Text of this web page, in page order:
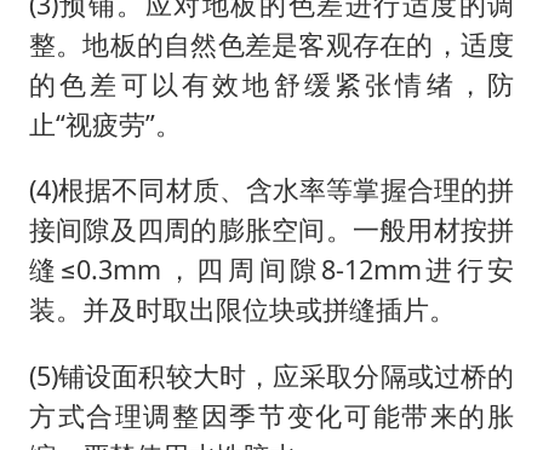
整。地板的自然色差是客观存在的，适度
的色差可以有效地舒缓紧张情绪，防
止“视疲劳”。
(4)根据不同材质、含水率等掌握合理的拼
接间隙及四周的膨胀空间。一般用材按拼
缝≤0.3mm，四周间隙8-12mm进行安
装。并及时取出限位块或拼缝插片。
(5)铺设面积较大时，应采取分隔或过桥的
方式合理调整因季节变化可能带来的胀